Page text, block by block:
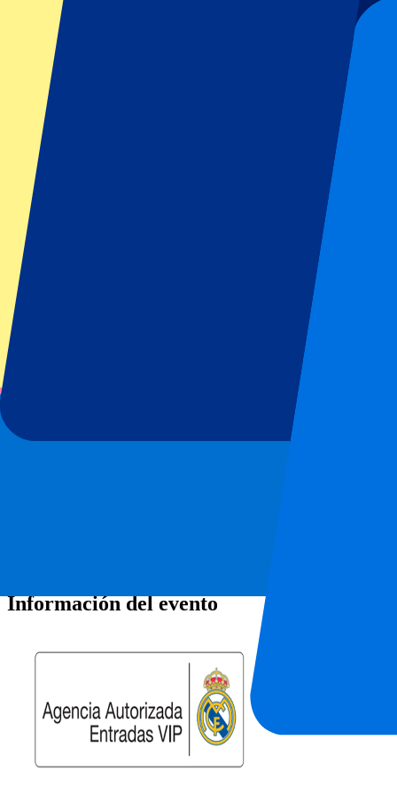
Reglamento del organizador: No se permiten aficionados visitantes
Este evento ha terminado
Entradas oficiales
Acceso 100% garantizado. Entradas facilitadas directamente por el
Este evento ha terminado
Suscríbete y recibe siempre todas las actualizaciones, ofertas y mucho
Información del evento